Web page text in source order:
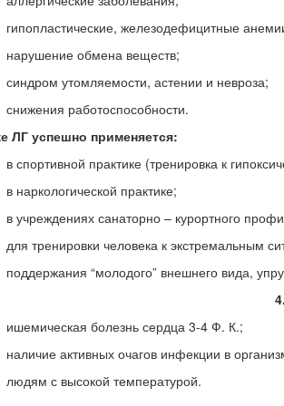
гипопластические, железодефицитные
нарушение обмена веществ;
синдром утомляемости, астении и невроза;
снижения работоспособности.
ЛГ успешно применяется:
в спортивной практике (тренировка к
в наркологической практике;
в учреждениях санаторно – курортного
для тренировки человека к экстремальным
поддержания “молодого” внешнего вида,
ишемическая болезнь сердца 3-4 Ф. К.;
наличие активных очагов инфекции в
людям с высокой температурой.